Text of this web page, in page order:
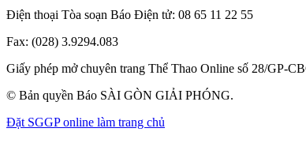
Điện thoại Tòa soạn Báo Điện tử: 08 65 11 22 55
Fax: (028) 3.9294.083
Giấy phép mở chuyên trang Thể Thao Online số 28/GP-
© Bản quyền Báo SÀI GÒN GIẢI PHÓNG.
Đặt SGGP online làm trang chủ